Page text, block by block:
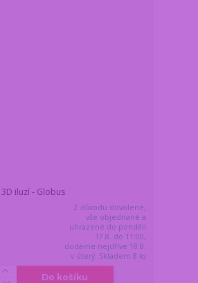
iluzí - Globus
Z důvodu dovolené,
vše objednané a
uhrazené do pondělí
17.8. do 11:00,
dodáme nejdříve 18.8.
v úterý. Skladem 8 ks
Do košíku